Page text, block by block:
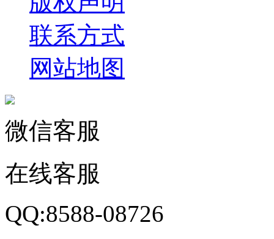
联系方式
网站地图
微信客服
在线客服
QQ:8588-08726